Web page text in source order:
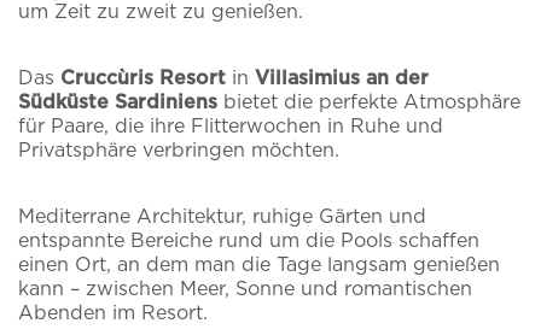
Home
Zimmer
Erlebnisse
um Zeit zu zweit zu genießen.
Das Cruccùris Resort in Villasimius an der
Südküste Sardiniens bietet die perfekte Atmosphäre
für Paare, die ihre Flitterwochen in Ruhe und
Privatsphäre verbringen möchten.
Mediterrane Architektur, ruhige Gärten und
entspannte Bereiche rund um die Pools schaffen
einen Ort, an dem man die Tage langsam genießen
kann – zwischen Meer, Sonne und romantischen
Abenden im Resort.
Melden Sie sich für
an.
Wir senden Ihnen per E-Mail Updates zu
Angeboten, Paketen und allen Neuigkeiten des